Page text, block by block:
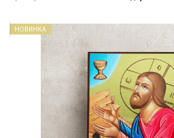
НОВИНКА